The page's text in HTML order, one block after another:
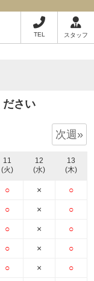
TEL スタッフ
ださい
次週»
11
(火)
○
○
○
○
○
12
(水)
×
×
×
×
×
13
(木)
○
○
○
○
○